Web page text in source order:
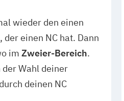
wieder den einen
einen NC hat. Dann
im Zweier-Bereich.
Wahl deiner
deinen NC